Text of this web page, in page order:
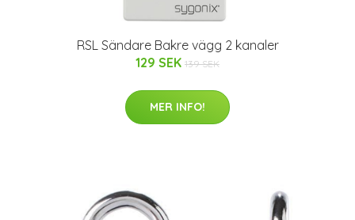
RSL Sändare Bakre vägg 2 kanaler
129 SEK 139 SEK
MER INFO!